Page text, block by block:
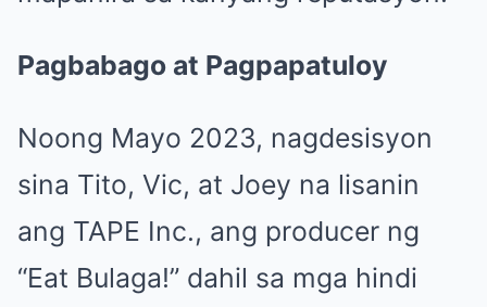
Pagbabago at Pagpapatuloy
Noong Mayo 2023, nagdesisyon
sina Tito, Vic, at Joey na lisanin
ang TAPE Inc., ang producer ng
“Eat Bulaga!” dahil sa mga hindi